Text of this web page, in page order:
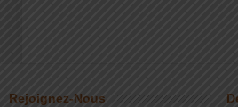
Rejoignez-Nous